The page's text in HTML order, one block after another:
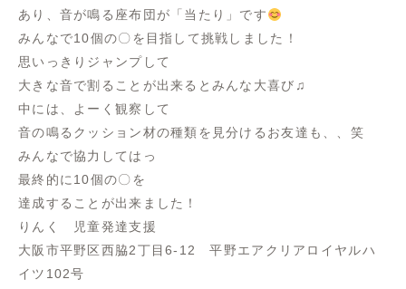
あり、音が鳴る座布団が「当たり」です
みんなで10個の〇を目指して挑戦しました！
思いっきりジャンプして
大きな音で割ることが出来るとみんな大喜び♫
中には、よーく観察して
音の鳴るクッション材の種類を見分けるお友達も、、笑
みんなで協力してはっ
最終的に10個の〇を
達成することが出来ました！
りんく 児童発達支援
大阪市平野区西脇2丁目6-12 平野エアクリアロイヤルハ
イツ102号